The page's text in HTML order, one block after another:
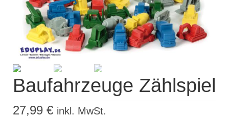
Kisus Katalog anfordern
Newsletter
Kontakt
Log In / Mein Konto
Products
Baufahrzeuge Zählspiel
27,99 € inkl. MwSt.